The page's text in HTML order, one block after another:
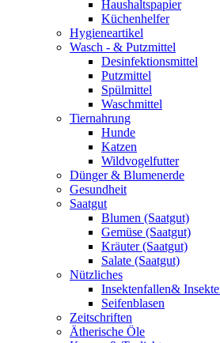
Haushaltspapier
Küchenhelfer
Hygieneartikel
Wasch - & Putzmittel
Desinfektionsmittel
Putzmittel
Spülmittel
Waschmittel
Tiernahrung
Hunde
Katzen
Wildvogelfutter
Dünger & Blumenerde
Gesundheit
Saatgut
Blumen (Saatgut)
Gemüse (Saatgut)
Kräuter (Saatgut)
Salate (Saatgut)
Nützliches
Insektenfallen&
Seifenblasen
Zeitschriften
Ätherische Öle